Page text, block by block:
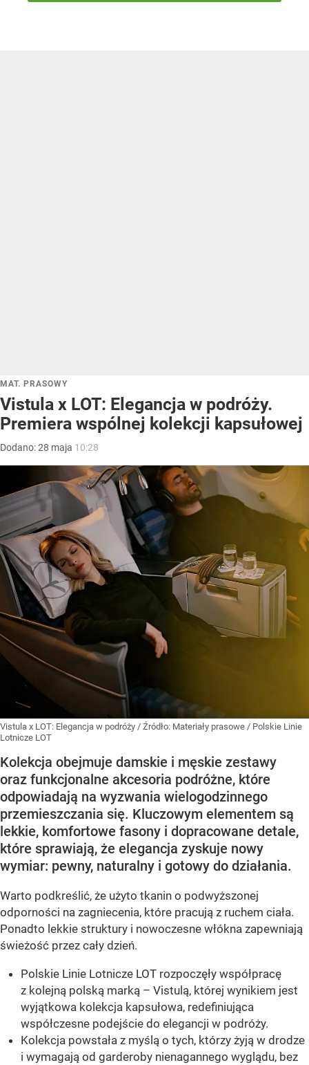
MAT. PRASOWY
Vistula x LOT: Elegancja w podróży.
Premiera wspólnej kolekcji kapsułowej
Dodano:28 maja 10:28
Vistula x LOT: Elegancja w podróży / Źródło: Materiały prasowe / Polskie Linie
Lotnicze LOT
Kolekcja obejmuje damskie i męskie zestawy
oraz funkcjonalne akcesoria podróżne, które
odpowiadają na wyzwania wielogodzinnego
przemieszczania się. Kluczowym elementem są
lekkie, komfortowe fasony i dopracowane detale,
które sprawiają, że elegancja zyskuje nowy
wymiar: pewny, naturalny i gotowy do działania.
Warto podkreślić, że użyto tkanin o podwyższonej
odporności na zagniecenia, które pracują z ruchem ciała.
Ponadto lekkie struktury i nowoczesne włókna zapewniają
świeżość przez cały dzień.
Polskie Linie Lotnicze LOT rozpoczęły współpracę
z kolejną polską marką – Vistulą, której wynikiem jest
wyjątkowa kolekcja kapsułowa, redefiniująca
współczesne podejście do elegancji w podróży.
Kolekcja powstała z myślą o tych, którzy żyją w drodze
i wymagają od garderoby nienagannego wyglądu, bez